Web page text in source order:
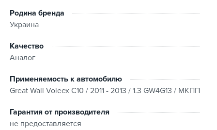
Родина бренда
Украина
Качество
Аналог
Применяемость к автомобилю
Great Wall Voleex C10 / 2011 - 2013 / 1.3 GW4G13 / МКПП
Гарантия от производителя
не предоставляется